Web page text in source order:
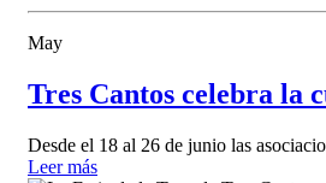
May
Tres Cantos celebra la
Desde el 18 al 26 de junio las
Leer más